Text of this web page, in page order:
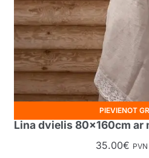
Lina dvielis 80x160cm ar
35.00€
PIEVIENOT